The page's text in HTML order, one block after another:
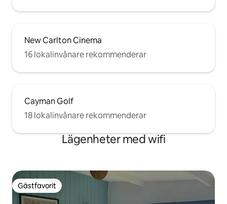
New Carlton Cinema
16 lokalinvånare rekommenderar
Cayman Golf
18 lokalinvånare rekommenderar
Lägenheter med wifi
Gästfavorit
Gästfavorit